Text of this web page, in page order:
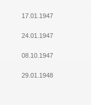
17.01.1947
24.01.1947
08.10.1947
29.01.1948